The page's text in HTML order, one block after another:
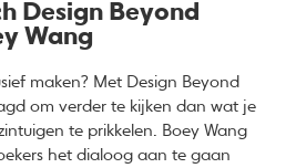
Design Beyond
Wang
maken? Met Design Beyond
om verder te kijken dan wat je
te prikkelen. Boey Wang
het dialoog aan te gaan